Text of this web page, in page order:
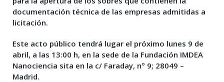
documentación técnica de las empresas admitidas a
licitación.
Este acto público tendrá lugar el próximo lunes 9 de
abril, a las 13:00 h, en la sede de la Fundación IMDEA
Nanociencia sita en la c/ Faraday, nº 9; 28049 –
Madrid.